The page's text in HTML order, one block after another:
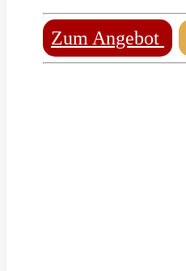
Zum Angebot